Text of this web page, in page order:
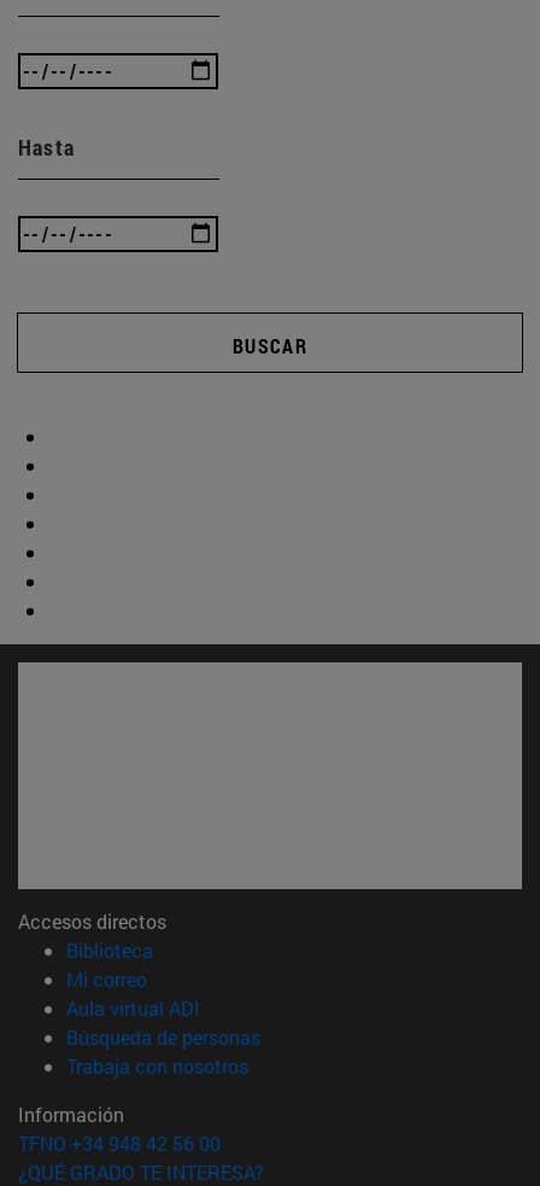
Hasta
BUSCAR
Accesos directos
Biblioteca
Mi correo(abre en nueva ventana)
Aula virtual ADI
Búsqueda de personas(abre en nueva ventana)
Trabaja con nosotros(abre en nueva ventana)
Información
TFNO +34 948 42 56 00
¿QUÉ GRADO TE INTERESA?